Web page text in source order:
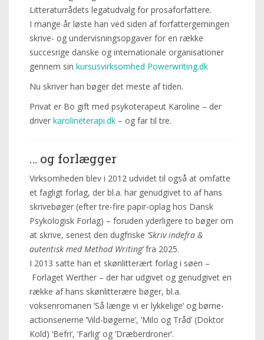
Litteraturrådets legatudvalg for prosaforfattere.
I mange år løste han ved siden af forfattergerningen
skrive- og undervisningsopgaver for en række
succesrige danske og internationale organisationer
gennem sin kursusvirksomhed Powerwriting.dk
Nu skriver han bøger det meste af tiden.
Privat er Bo gift med psykoterapeut Karoline – der
driver karolineterapi.dk – og far til tre.
… og forlægger
Virksomheden blev i 2012 udvidet til også at omfatte
et fagligt forlag, der bl.a. har genudgivet to af hans
skrivebøger (efter tre-fire papir-oplag hos Dansk
Psykologisk Forlag) – foruden yderligere to bøger om
at skrive, senest den dugfriske ‘Skriv indefra &
autentisk med Method Writing’fra 2025.
I 2013 satte han et skønlitterært forlag i søen –
Forlaget Werther – der har udgivet og genudgivet en
række af hans skønlitterære bøger, bl.a.
voksenromanen ‘Så længe vi er lykkelige’ og børne-
actionserierne ‘Vild-bøgerne’, ‘Milo og Tråd’ (Doktor
Kold) ‘Befri’, ‘Farlig’ og ‘Dræberdroner’.